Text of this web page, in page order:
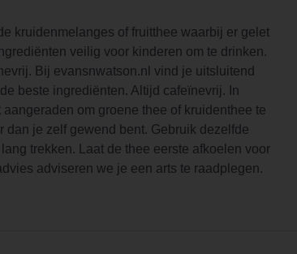
kruidenmelanges of fruitthee waarbij er gelet
veilig voor kinderen om te drinken.
Bij evansnwatson.nl vind je uitsluitend
beste ingrediënten. Altijd cafeïnevrij. In
om groene thee of kruidenthee te
dan je zelf gewend bent. Gebruik dezelfde
trekken. Laat de thee eerste afkoelen voor
adviseren we je een arts te raadplegen.